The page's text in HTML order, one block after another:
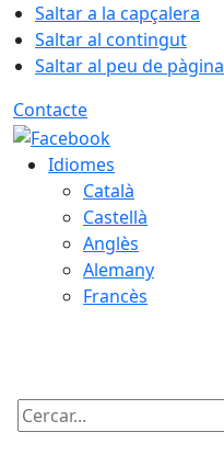
Saltar a la capçalera
Saltar al contingut
Saltar al peu de pàgina
Contacte
Idiomes
Català
Castellà
Anglès
Alemany
Francès
Cercar: